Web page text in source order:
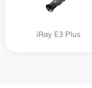
iRay E3 Plus